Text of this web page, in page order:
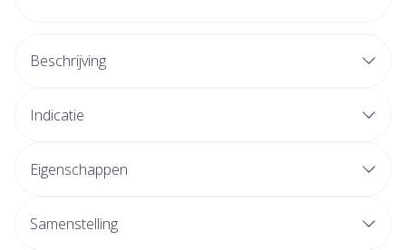
Beschrijving
Indicatie
Eigenschappen
Samenstelling